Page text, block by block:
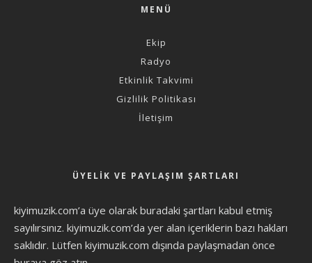
MENÜ
Ekip
Radyo
Etkinlik Takvimi
Gizlilik Politikası
İletişim
ÜYELIK VE PAYLAŞIM ŞARTLARI
kiyimuzik.com’a üye olarak buradaki şartları kabul etmiş
sayılırsınız. kiyimuzik.com’da yer alan içeriklerin bazı hakları
saklıdır. Lütfen kiyimuzik.com dışında paylaşmadan önce